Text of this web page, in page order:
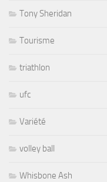
Tony Sheridan
Tourisme
triathlon
ufc
Variété
volley ball
Whisbone Ash